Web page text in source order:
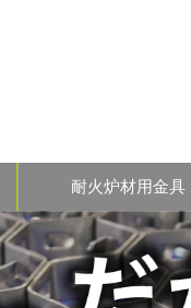
耐火炉材用金具